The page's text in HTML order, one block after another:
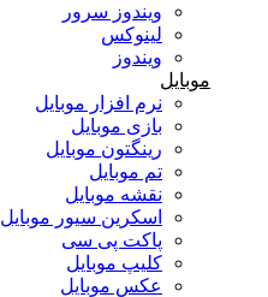
ویندوز سرور
لینوکس
ویندوز
موبایل
نرم افزار موبایل
بازی موبایل
رینگتون موبایل
تم موبایل
نقشه موبایل
اسکرین سیور موبایل
پاکت پی سی
کلیپ موبایل
عکس موبایل